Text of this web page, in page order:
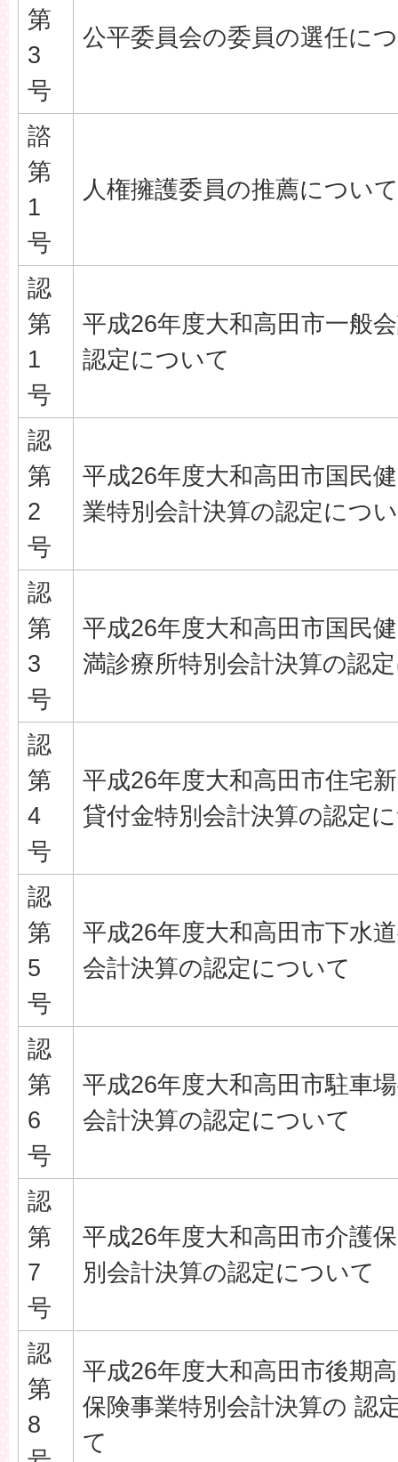
第
3
号
公平委員会の委員の選任に
諮
第
1
号
人権擁護委員の推薦について
認
第
1
号
平成26年度大和高田市一般
認定について
認
第
2
号
平成26年度大和高田市国民
業特別会計決算の認定につ
認
第
3
号
平成26年度大和高田市国民
満診療所特別会計決算の認
認
第
4
号
平成26年度大和高田市住宅
貸付金特別会計決算の認定
認
第
5
号
平成26年度大和高田市下水
会計決算の認定について
認
第
6
号
平成26年度大和高田市駐車
会計決算の認定について
認
第
7
号
平成26年度大和高田市介護
別会計決算の認定について
認
第
8
平成26年度大和高田市後期
保険事業特別会計決算の 認
て